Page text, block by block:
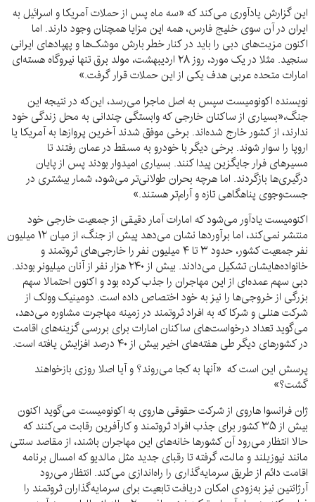
این گزارش یادآوری می‌کند که «سه ماه پس از حملات آمریکا و اسرائیل به
ایران در آن سوی خلیج فارس، همه این مزایا همچنان وجود دارند. اما
اکنون مزیت‌های دبی را باید در کنار خطر بارش موشک‌ها و پهپادهای ایرانی
سنجید. مثلا در یک مورد، روز ۲۸ اردیبهشت، مولد برق تنها نیروگاه هسته‌ای
امارات متحده عربی هدف یکی از این حملات قرار گرفت.»
نویسنده اکونومیست سپس به اصل ماجرا می‌رسد، این‌که در نتیجه این
جنگ،«بسیاری از ساکنان خارجی که وابستگی چندانی به محل زندگی خود
ندارند، از کشور خارج شده‌اند. برخی موفق شدند آخرین پروازها به آمریکا یا
اروپا را سوار شوند. برخی دیگر با خودرو به مسقط در عمان رفتند تا
مسیرهای فرار جایگزین پیدا کنند. بسیاری امیدوار بودند پس از پایان
درگیری‌ها بازگردند. اما هرچه بحران طولانی‌تر می‌شود، شمار بیشتری در
جست‌وجوی پناهگاهی تازه و آرام‌تر هستند.»
اکنومیست یادآور می‌شود که امارات آمار دقیقی از جمعیت خارجی خود
منتشر نمی‌کند، اما برآوردها نشان می‌دهد پیش از جنگ، از میان ۱۲ میلیون
نفر جمعیت کشور، حدود ۳ تا ۴ میلیون نفر را خارجی‌های ثروتمند و
خانواده‌هایشان تشکیل می‌دادند. بیش از ۲۴۰ هزار نفر از آنان میلیونر بودند.
دبی سهم عمده‌ای از این مهاجران را جذب کرده بود و اکنون احتمالا سهم
بزرگی از خروجی‌ها را نیز به خود اختصاص داده است. دومینیک وولک از
شرکت هنلی و شرکا که به افراد ثروتمند در زمینه مهاجرت مشاوره می‌دهد،
می‌گوید تعداد درخواست‌های ساکنان امارات برای بررسی گزینه‌های اقامت
در کشورهای دیگر طی هفته‌های اخیر بیش از ۴۰ درصد افزایش یافته است.
پرسش این است که «آنها به کجا می‌روند؟ و آیا اصلا روزی بازخواهند
گشت؟»
ژان فرانسوا هاروی از شرکت حقوقی هاروی به اکونومیست می‌گوید اکنون
بیش از ۳۵ کشور برای جذب افراد ثروتمند و کارآفرین رقابت می‌کنند که
حالا انتظار می‌رود آن کشورها خانه‌های این مهاجران باشند، از مقاصد سنتی
مانند نیوزیلند و مالت، گرفته تا رقبای جدید مثل مالدیو که امسال برنامه
اقامت دائم از طریق سرمایه‌گذاری را راه‌اندازی می‌کند. انتظار می‌رود
آرژانتین نیز به‌زودی امکان دریافت تابعیت برای سرمایه‌گذاران ثروتمند را